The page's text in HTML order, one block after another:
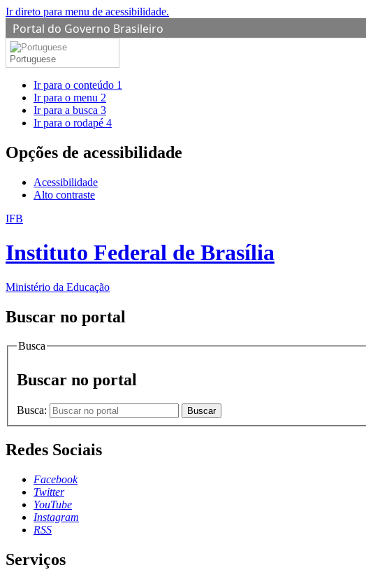
Ir direto para menu de acessibilidade.
Portal do Governo Brasileiro
Portuguese
Ir para o conteúdo 1
Ir para o menu 2
Ir para a busca 3
Ir para o rodapé 4
Opções de acessibilidade
Acessibilidade
Alto contraste
IFB
Instituto Federal de Brasília
Ministério da Educação
Buscar no portal
Busca
Buscar no portal
Busca: Buscar
Redes Sociais
Facebook
Twitter
YouTube
Instagram
RSS
Serviços